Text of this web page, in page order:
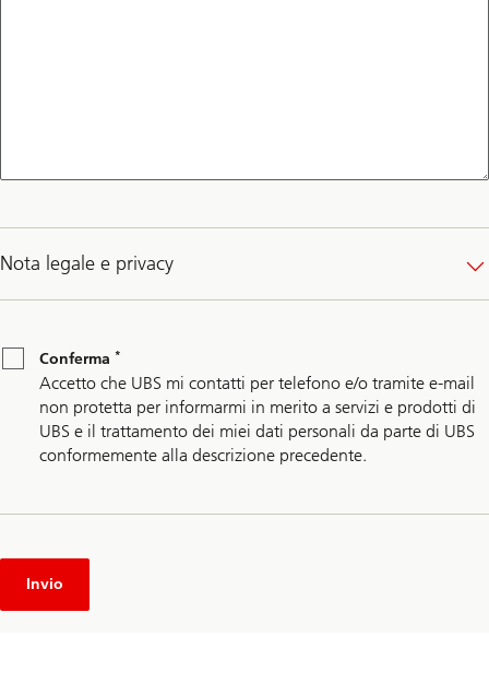
Nota legale e privacy
Conferma
Conferma *
Accetto che UBS mi contatti per telefono e/o tramite e-mail
non protetta per informarmi in merito a servizi e prodotti di
UBS e il trattamento dei miei dati personali da parte di UBS
conformemente alla descrizione precedente.
Invio